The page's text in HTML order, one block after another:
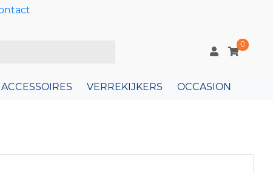
0
ACCESSOIRES VERREKIJKERS OCCASION